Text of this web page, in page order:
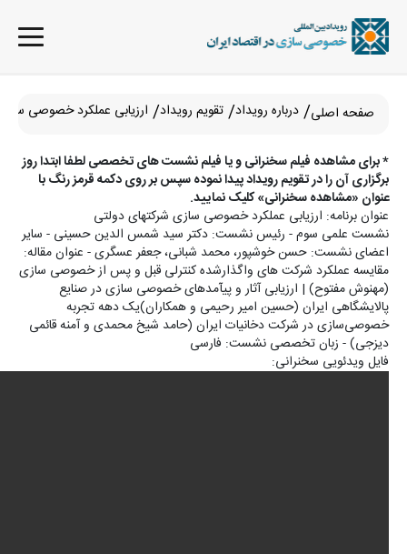
صفحه اصلی درباره رویداد تقویم رویداد ارزیابی عملکرد خصوصی
* برای مشاهده فیلم سخنرانی و یا فیلم نشست های تخصصی لطفا ابتدا روز
برگزاری آن را در تقویم رویداد پیدا نموده سپس بر روی دکمه قرمز رنگ با
عنوان «مشاهده سخنرانی» کلیک نمایید.
عنوان برنامه: ارزیابی عملکرد خصوصی سازی شرکتهای دولتی
نشست علمی سوم - رئیس نشست: دکتر سید شمس الدین حسینی - سایر
اعضای نشست: حسن خوشپور، محمد شبانی، جعفر عسگری - عنوان مقاله:
مقایسه عملکرد شرکت های واگذارشده کنترلی قبل و پس از خصوصی سازی
(مهنوش مفتوح) | ارزیابی آثار و پیآمدهای خصوصی سازی در صنایع
پالایشگاهی ایران (حسین امیر رحیمی و همکاران)یک دهه تجربه
خصوصی‌سازی در شرکت دخانیات ایران (حامد شیخ محمدی و آمنه قائمی
دیزجی) - زبان تخصصی نشست: فارسی
فایل ویدئویی سخنرانی: